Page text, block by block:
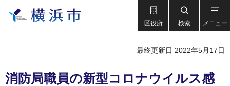
区役所 検索 メニュー
最終更新日 2022年5月17日
消防局職員の新型コロナウイルス感